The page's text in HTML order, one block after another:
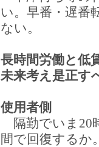
い。早番・遅番
ない。
長時間労働と低
未来考え是正す
使用者側
隔勤でいま20
間で回復するか